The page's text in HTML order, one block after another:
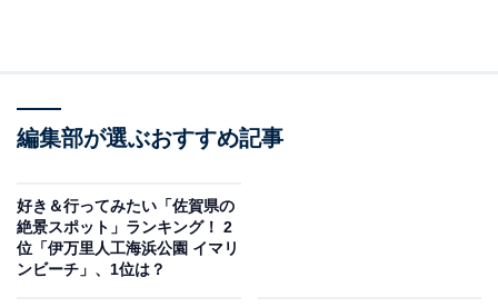
回答者からは「山の形が綺麗で、由布岳周辺のドライブ
が楽しい。また周辺に由布院など観光スポットがあるた
登山コースがあるので、登山をしに行ってみたい」（40
代女性／福岡県）、「天気の良い春夏に行くと絵画の世
界のような山の色が見れて本当に綺麗で癒されます」
編集部が選ぶおすすめ記事
好き＆行ってみたい「佐賀県の
絶景スポット」ランキング！ 2
位「伊万里人工海浜公園 イマリ
ンビーチ」、1位は？